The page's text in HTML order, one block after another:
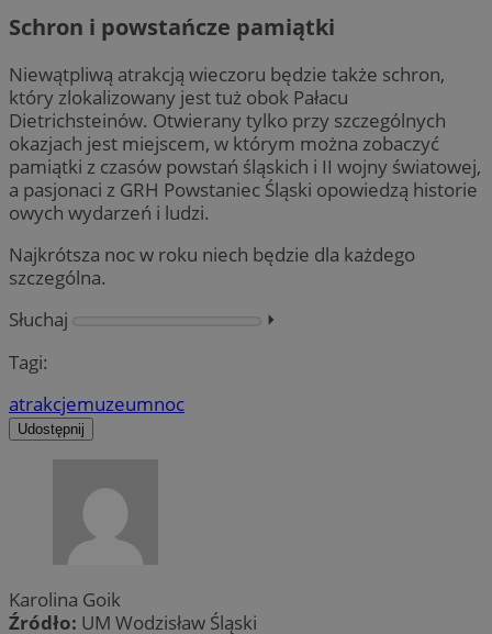
Schron i powstańcze pamiątki
Niewątpliwą atrakcją wieczoru będzie także schron,
który zlokalizowany jest tuż obok Pałacu
Dietrichsteinów. Otwierany tylko przy szczególnych
okazjach jest miejscem, w którym można zobaczyć
pamiątki z czasów powstań śląskich i II wojny światowej,
a pasjonaci z GRH Powstaniec Śląski opowiedzą historie
owych wydarzeń i ludzi.
Najkrótsza noc w roku niech będzie dla każdego
szczególna.
Słuchaj
⏵︎
Tagi:
atrakcjemuzeumnoc
Udostępnij
Karolina Goik
Źródło: UM Wodzisław Śląski